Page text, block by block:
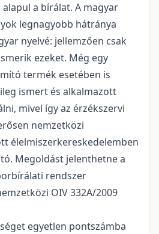
a bírálat. A magyar
legnagyobb hátránya
nyelvé: jellemzően csak
ezeket. Még egy
termék esetében is
ismert és alkalmazott
mivel így az érzékszervi
nemzetközi
élelmiszerkereskedelemben
Megoldást jelenthetne a
rendszer
OIV 332A/2009
egyetlen pontszámba